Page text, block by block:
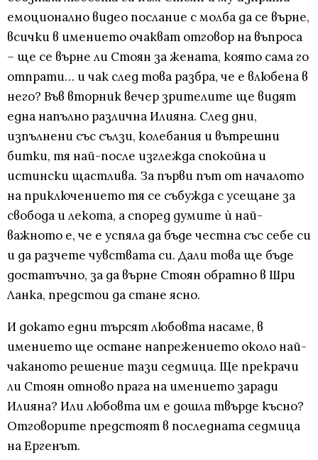
емоционално видео послание с молба да се върне,
всички в имението очакват отговор на въпроса
– ще се върне ли Стоян за жената, която сама го
отпрати… и чак след това разбра, че е влюбена в
него? Във вторник вечер зрителите ще видят
една напълно различна Илияна. След дни,
изпълнени със сълзи, колебания и вътрешни
битки, тя най-после изглежда спокойна и
истински щастлива. За първи път от началото
на приключението тя се събужда с усещане за
свобода и лекота, а според думите ѝ най-
важното е, че е успяла да бъде честна със себе си
и да разчете чувствата си. Дали това ще бъде
достатъчно, за да върне Стоян обратно в Шри
Ланка, предстои да стане ясно.
И докато едни търсят любовта насаме, в
имението ще остане напрежението около най-
чаканото решение тази седмица. Ще прекрачи
ли Стоян отново прага на имението заради
Илияна? Или любовта им е дошла твърде късно?
Отговорите предстоят в последната седмица
на Ергенът.